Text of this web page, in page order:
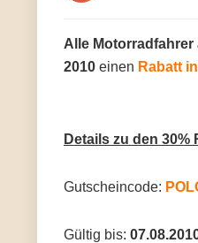
Alle Motorradfahrer
2010 einen Rabatt
Details zu den 30%
Gutscheincode:
Gültig bis: